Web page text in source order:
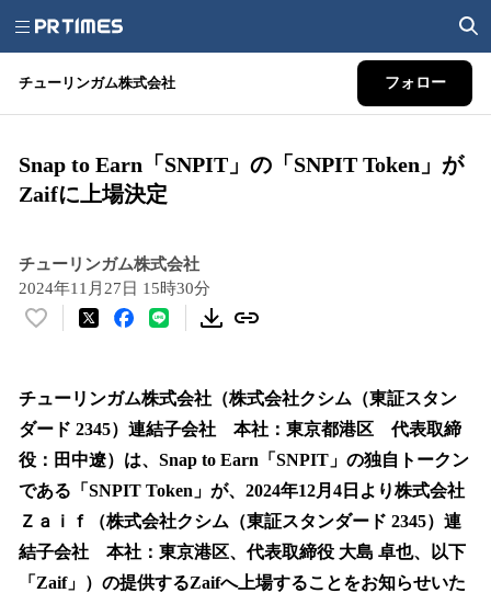
チューリンガム株式会社 フォロー
Snap to Earn「SNPIT」の「SNPIT Token」が
Zaifに上場決定
チューリンガム株式会社
2024年11月27日 15時30分
い
！
数
読
み
中
で
チューリンガム株式会社（株式会社クシム（東証スタン
ダード 2345）連結子会社 本社：東京都港区 代表取締
役：田中遼）は、Snap to Earn「SNPIT」の独自トークン
である「SNPIT Token」が、2024年12月4日より株式会社
Ｚａｉｆ（株式会社クシム（東証スタンダード 2345）連
結子会社 本社：東京港区、代表取締役 大島 卓也、以下
「Zaif」）の提供するZaifへ上場することをお知らせいた